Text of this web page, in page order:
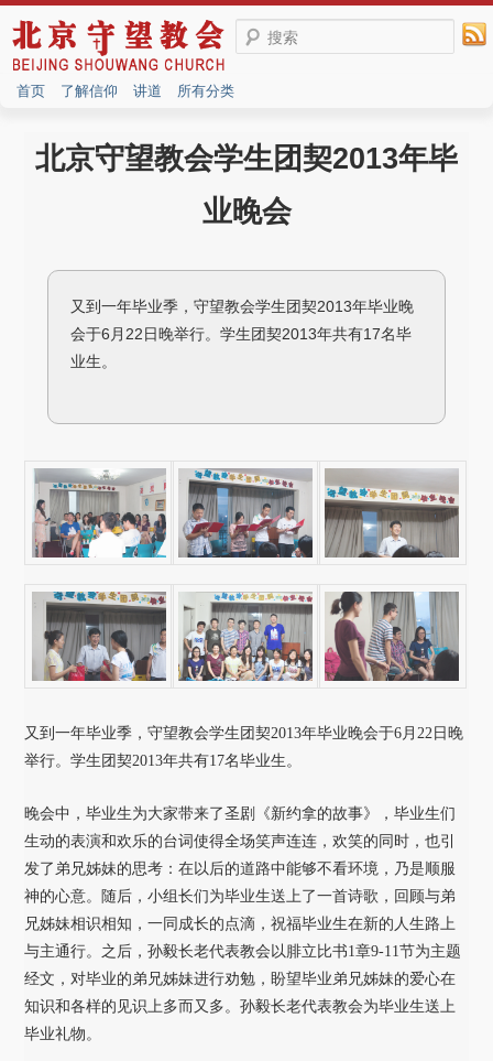
搜索
首页 了解信仰 讲道 所有分类
北京守望教会学生团契2013年毕
业晚会
又到一年毕业季，守望教会学生团契2013年毕业晚
会于6月22日晚举行。学生团契2013年共有17名毕
业生。
又到一年毕业季，守望教会学生团契2013年毕业晚会于6月 22日晚
举行。学生团契2013年共有17名毕业生。
晚会中，毕业生为大家带来了圣剧《新约拿的故事》，毕业生们
生动的表演和欢乐的台词使得全场笑声连连，欢笑的同时，也引
发了弟兄姊妹的思考：在以后的道路中能够不看环境，乃是顺服
神的心意。随后，小组长们为毕业生送上了一首诗歌，回顾与弟
兄姊妹相识相知，一同成长的点滴，祝福毕业生在新的人生路上
与主通行。之后，孙毅长老代表教会以腓立比书1章9-11节为主题
经文，对毕业的弟兄姊妹进行劝勉，盼望毕业弟兄姊妹的爱心在
知识和各样的见识上多而又多。孙毅长老代表教会为毕业生送上
毕业礼物。